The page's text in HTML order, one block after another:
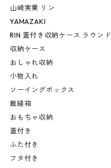
山崎実業 リン
YAMAZAKI
RIN 蓋付き収納ケース ラウンド
収納ケース
おしゃれ収納
小物入れ
ソーイングボックス
裁縫箱
おもちゃ収納
蓋付き
ふた付き
フタ付き